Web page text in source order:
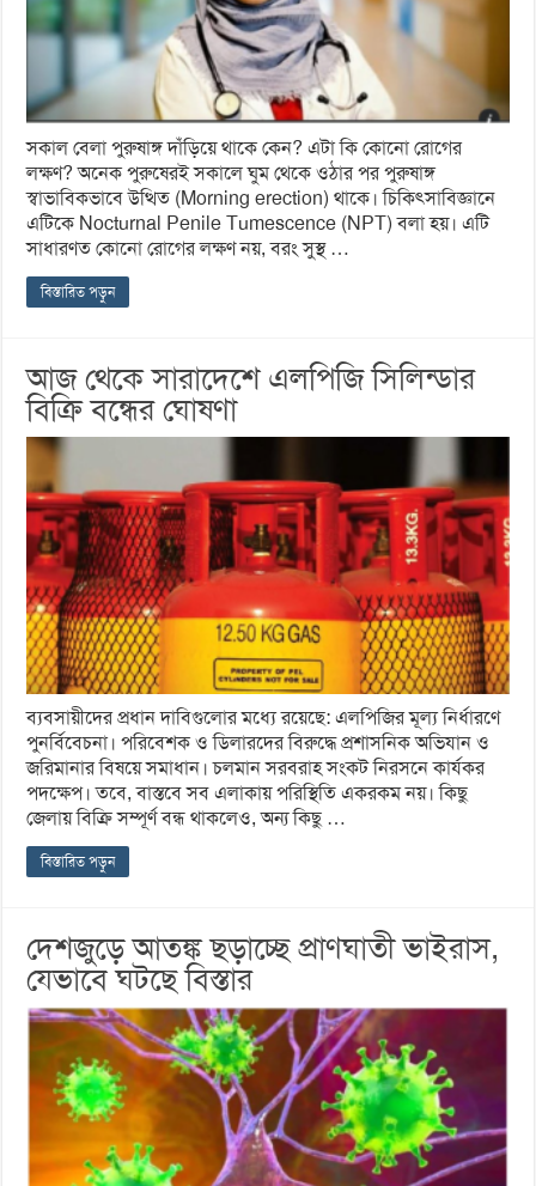
সকাল বেলা পুরুষাঙ্গ দাঁড়িয়ে থাকে কেন? এটা কি কোনো রোগের
লক্ষণ? অনেক পুরুষেরই সকালে ঘুম থেকে ওঠার পর পুরুষাঙ্গ
স্বাভাবিকভাবে উত্থিত (Morning erection) থাকে। চিকিৎসাবিজ্ঞানে
এটিকে Nocturnal Penile Tumescence (NPT) বলা হয়। এটি
সাধারণত কোনো রোগের লক্ষণ নয়, বরং সুস্থ …
বিস্তারিত পড়ুন
আজ থেকে সারাদেশে এলপিজি সিলিন্ডার
বিক্রি বন্ধের ঘোষণা
ব্যবসায়ীদের প্রধান দাবিগুলোর মধ্যে রয়েছে: এলপিজির মূল্য নির্ধারণে
পুনর্বিবেচনা। পরিবেশক ও ডিলারদের বিরুদ্ধে প্রশাসনিক অভিযান ও
জরিমানার বিষয়ে সমাধান। চলমান সরবরাহ সংকট নিরসনে কার্যকর
পদক্ষেপ। তবে, বাস্তবে সব এলাকায় পরিস্থিতি একরকম নয়। কিছু
জেলায় বিক্রি সম্পূর্ণ বন্ধ থাকলেও, অন্য কিছু …
বিস্তারিত পড়ুন
দেশজুড়ে আতঙ্ক ছড়াচ্ছে প্রাণঘাতী ভাইরাস,
যেভাবে ঘটছে বিস্তার